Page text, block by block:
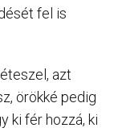
fel is
azt
örökké pedig
ki fér hozzá, ki